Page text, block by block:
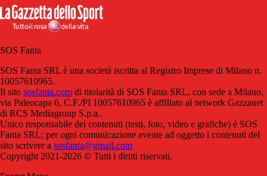
SOS Fanta
SOS Fanta SRL è una società iscritta al Registro Imprese di Milano n.
10057610965.
Il sito sosfanta.com di titolarità di SOS Fanta SRL, con sede a Milano,
via Paleocapa 6, C.F./PI 10057610965 è affiliato al network Gazzanet
di RCS Mediagroup S.p.a..
Unico responsabile dei contenuti (testi, foto, video e grafiche) è SOS
Fanta SRL; per ogni comunicazione avente ad oggetto i contenuti del
sito scrivere a sosfanta@gmail.com
Copyright 2021-2026 © Tutti i diritti riservati.